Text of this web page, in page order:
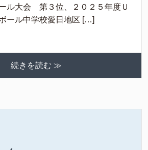
ル大会 第３位、２０２５年度Ｕ
ール中学校愛日地区 […]
続きを読む ≫